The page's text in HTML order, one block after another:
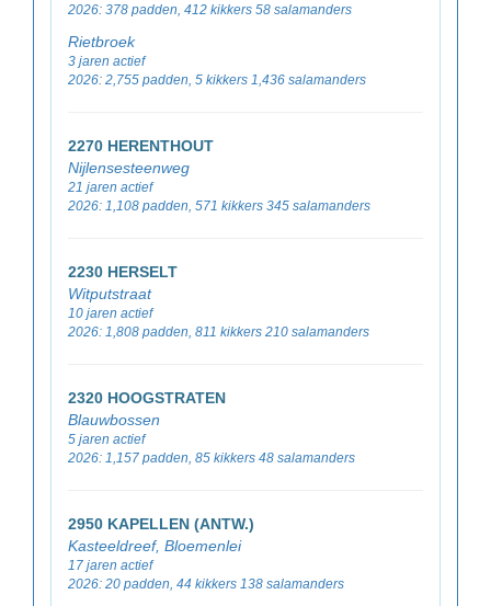
2026: 378 padden, 412 kikkers 58 salamanders
Rietbroek
3 jaren actief
2026: 2,755 padden, 5 kikkers 1,436 salamanders
2270 HERENTHOUT
Nijlensesteenweg
21 jaren actief
2026: 1,108 padden, 571 kikkers 345 salamanders
2230 HERSELT
Witputstraat
10 jaren actief
2026: 1,808 padden, 811 kikkers 210 salamanders
2320 HOOGSTRATEN
Blauwbossen
5 jaren actief
2026: 1,157 padden, 85 kikkers 48 salamanders
2950 KAPELLEN (ANTW.)
Kasteeldreef, Bloemenlei
17 jaren actief
2026: 20 padden, 44 kikkers 138 salamanders